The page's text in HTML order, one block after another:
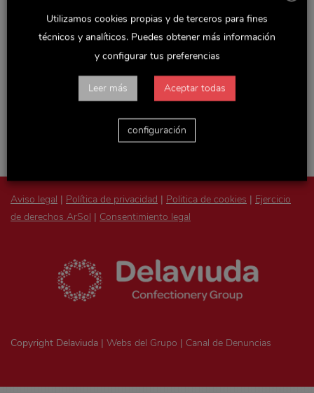
Espacio solo disponible para el personal de Delaviuda.
Accede con tu usuario y podrás consultar todas las
novedades de la empresa, actualizaciones de Recursos
Aviso legal | Política de privacidad | Politica de cookies | Ejercicio
de derechos ArSol | Consentimiento legal
Copyright Delaviuda | Webs del Grupo | Canal de Denuncias
Utilizamos cookies propias y de terceros para fines
técnicos y analíticos. Puedes obtener más información
y configurar tus preferencias
Leer más Aceptar todas
configuración